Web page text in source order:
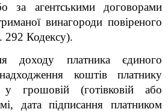
за агентськими договорами
винагороди повіреного
292 Кодексу).
доходу платника єдиного
коштів платнику
грошовій (готівковій або
дата підписання платником